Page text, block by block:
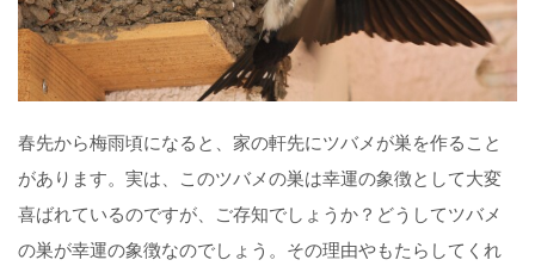
春先から梅雨頃になると、家の軒先にツバメが巣を作ること
があります。実は、このツバメの巣は幸運の象徴として大変
喜ばれているのですが、ご存知でしょうか？どうしてツバメ
の巣が幸運の象徴なのでしょう。その理由やもたらしてくれ